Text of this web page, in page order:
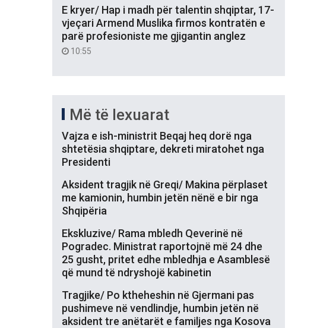
E kryer/ Hap i madh për talentin shqiptar, 17-
vjeçari Armend Muslika firmos kontratën e
parë profesioniste me gjigantin anglez
10:55
Më të lexuarat
Vajza e ish-ministrit Beqaj heq dorë nga
shtetësia shqiptare, dekreti miratohet nga
Presidenti
Aksident tragjik në Greqi/ Makina përplaset
me kamionin, humbin jetën nënë e bir nga
Shqipëria
Ekskluzive/ Rama mbledh Qeverinë në
Pogradec. Ministrat raportojnë më 24 dhe
25 gusht, pritet edhe mbledhja e Asamblesë
që mund të ndryshojë kabinetin
Tragjike/ Po ktheheshin në Gjermani pas
pushimeve në vendlindje, humbin jetën në
aksident tre anëtarët e familjes nga Kosova